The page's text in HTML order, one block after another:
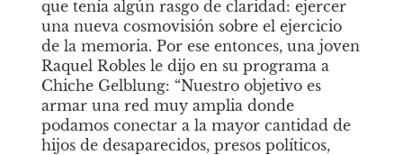
que tenía algún rasgo de claridad: ejercer
una nueva cosmovisión sobre el ejercicio
de la memoria. Por ese entonces, una joven
Raquel Robles le dijo en su programa a
Chiche Gelblung: “Nuestro objetivo es
armar una red muy amplia donde
podamos conectar a la mayor cantidad de
hijos de desaparecidos, presos políticos,